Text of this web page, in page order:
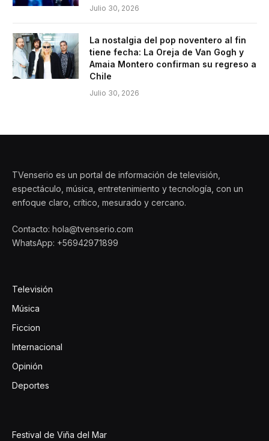
Julio 30, 2026
La nostalgia del pop noventero al fin
tiene fecha: La Oreja de Van Gogh y
Amaia Montero confirman su regreso a
Chile
Julio 30, 2026
TVenserio es un portal de información de televisión,
espectáculo, música, entretenimiento y tecnología, con un
enfoque claro, crítico, mesurado y cercano.
Contacto: hola@tvenserio.com
WhatsApp: +56942971899
Televisión
Música
Ficcion
Internacional
Opinión
Deportes
Festival de Viña del Mar